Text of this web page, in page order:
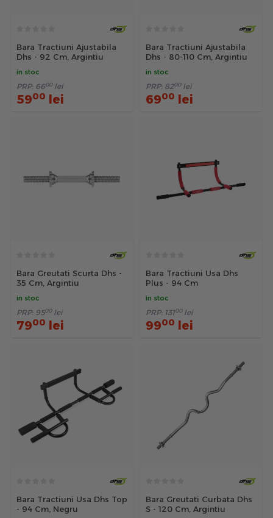
Bara Tractiuni Ajustabila
Dhs - 92 Cm, Argintiu
in stoc
PRP: 6600 lei
5900 lei
Bara Tractiuni Ajustabila
Dhs - 80-110 Cm, Argintiu
in stoc
PRP: 8200 lei
6900 lei
Bara Greutati Scurta Dhs -
35 Cm, Argintiu
in stoc
PRP: 9500 lei
7900 lei
Bara Tractiuni Usa Dhs
Plus - 94 Cm
in stoc
PRP: 13100 lei
9900 lei
Bara Tractiuni Usa Dhs Top
- 94 Cm, Negru
Bara Greutati Curbata Dhs
S - 120 Cm, Argintiu